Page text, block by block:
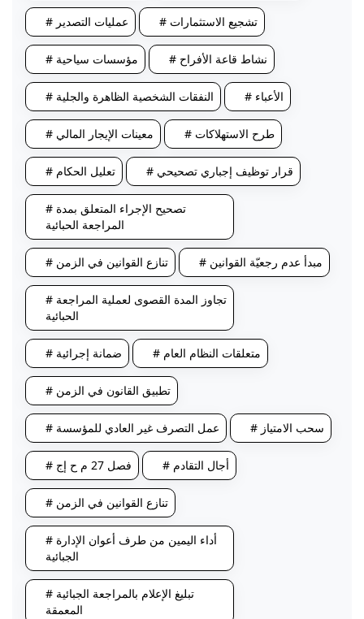
# عمليات التصدير # تشجيع الاستثمارات
# مؤسسات سياحية # نشاط قاعة الأفراح
# النفقات الشخصية الظاهرة والجلية # الأعباء
# معينات الإيجار المالي # طرح الاستهلاكات
# تعليل الحكام # قرار توظيف إجباري تصحيحي
# تصحيح الإجراء المتعلق بمدة
المراجعة الحبائية
# تنازع القوانين في الزمن # مبدأ عدم رجعيّة القوانين
# تجاوز المدة القصوى لعملية المراجعة
الحبائية
# ضمانة إجرائية # متعلقات النظام العام
# تطبيق القانون في الزمن
# عمل التصرف غير العادي للمؤسسة # سحب الامتياز
# فصل 27 م ح إج # أجال التقادم
# تنازع القوانين في الزمن
# أداء اليمين من طرف أعوان الإدارة
الجبائية
# تبليغ الإعلام بالمراجعة الجبائية
المعمقة